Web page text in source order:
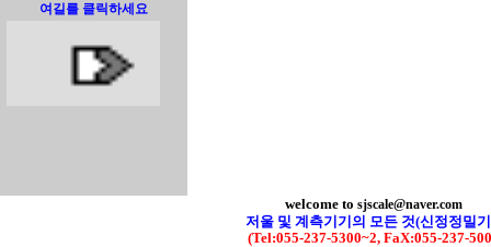
여길를 클릭하세요
welcome to sjscale@naver.com
저울 및 계측기기의 모든 것(신정정밀
(Tel:055-237-5300~2, FaX:055-237-